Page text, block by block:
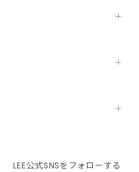
LEE公式SNSをフォローする